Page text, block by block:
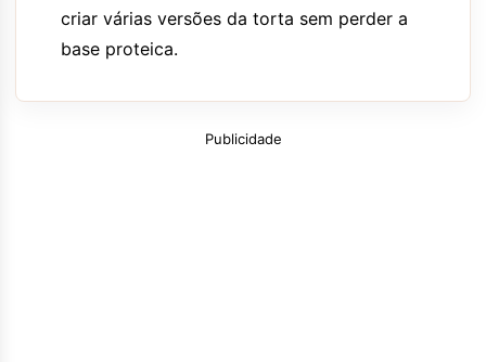
criar várias versões da torta sem perder a
base proteica.
Publicidade